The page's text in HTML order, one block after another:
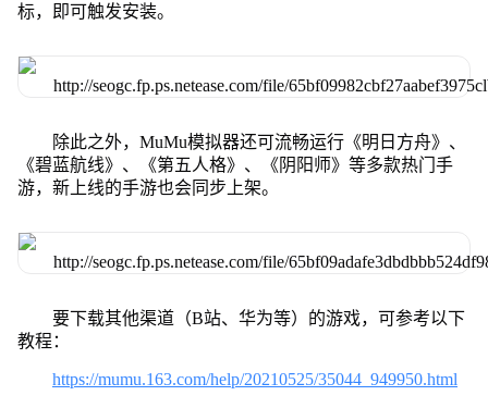
标，即可触发安装。
除此之外，MuMu模拟器还可流畅运行《明日方舟》、
《碧蓝航线》、《第五人格》、《阴阳师》等多款热门手
游，新上线的手游也会同步上架。
要下载其他渠道（B站、华为等）的游戏，可参考以下
教程：
https://mumu.163.com/help/20210525/35044_949950.html